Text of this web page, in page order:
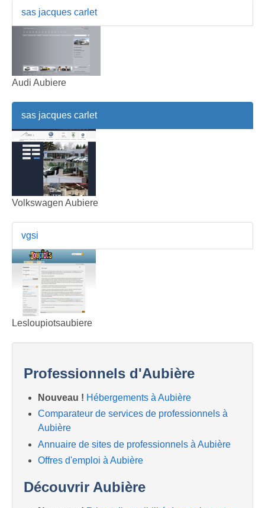
sas jacques carlet
Audi Aubiere
sas jacques carlet
Volkswagen Aubiere
vgsi
Lesloupiotsaubiere
Professionnels d'Aubière
Nouveau ! Hébergements à Aubière
Comparateur de services de professionnels à
Aubière
Annuaire de sites de professionnels à Aubière
Offres d'emploi à Aubière
Découvrir Aubière